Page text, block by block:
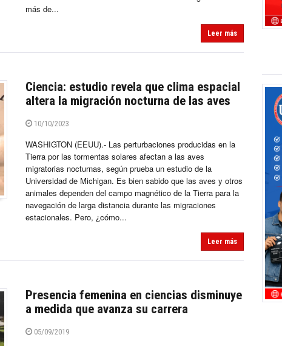
más de...
Leer más
Ciencia: estudio revela que clima espacial
altera la migración nocturna de las aves
10/10/2023
WASHIGTON (EEUU).- Las perturbaciones producidas en la
Tierra por las tormentas solares afectan a las aves
migratorias nocturnas, según prueba un estudio de la
Universidad de Michigan. Es bien sabido que las aves y otros
animales dependen del campo magnético de la Tierra para la
navegación de larga distancia durante las migraciones
estacionales. Pero, ¿cómo...
Leer más
Presencia femenina en ciencias disminuye
a medida que avanza su carrera
05/09/2019